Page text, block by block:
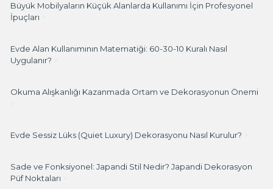
Büyük Mobilyaların Küçük Alanlarda Kullanımı İçin Profesyonel
İpuçları
Evde Alan Kullanımının Matematiği: 60-30-10 Kuralı Nasıl
Uygulanır?
Okuma Alışkanlığı Kazanmada Ortam ve Dekorasyonun Önemi
Evde Sessiz Lüks (Quiet Luxury) Dekorasyonu Nasıl Kurulur?
Sade ve Fonksiyonel: Japandi Stil Nedir? Japandi Dekorasyon
Püf Noktaları